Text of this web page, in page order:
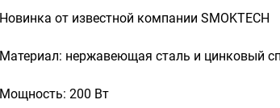
Новинка от известной компании SMOKTECH
Материал: нержавеющая сталь и цинковый
Мощность: 200 Вт